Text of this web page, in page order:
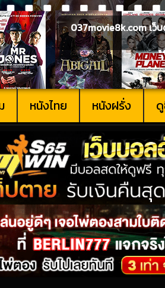
037movie8k.com เว็
หนังไทย หนังฝรั่ง